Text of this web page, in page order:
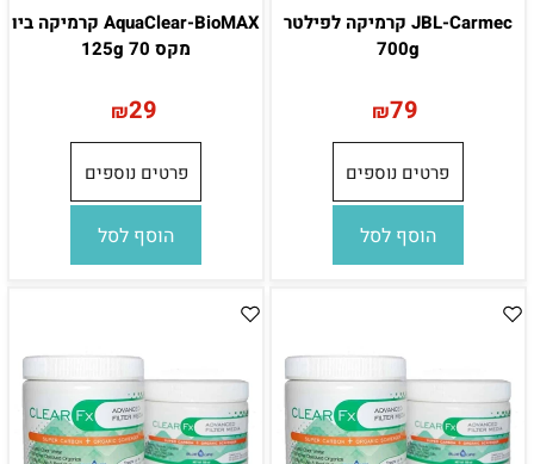
JBL-Carmec קרמיקה לפילטר
700g
₪79
פרטים נוספים
הוסף לסל
AquaClear-BioMAX קרמיקה ביו
מקס 70 125g
₪29
פרטים נוספים
הוסף לסל